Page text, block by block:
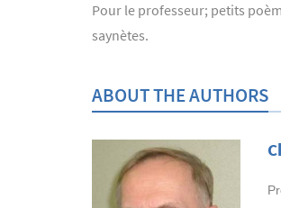
Pour le professeur; petits
saynètes.
ABOUT THE AUTHORS